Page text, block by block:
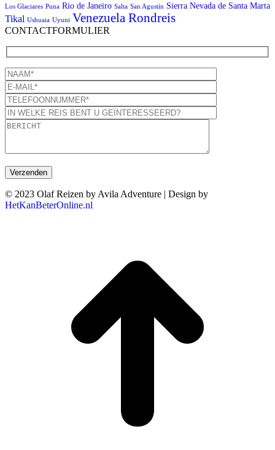
Los Glaciares Puna Rio de Janeiro Salta San Agustín Sierra Nevada de Santa Marta
Tikal Ushuaia Uyuni Venezuela Rondreis
CONTACTFORMULIER
© 2023 Olaf Reizen by Avila Adventure | Design by
HetKanBeterOnline.nl